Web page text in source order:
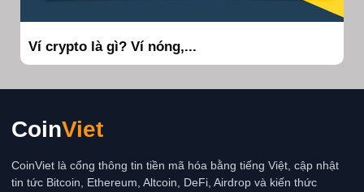
Ví crypto là gì? Ví nóng,...
CoinViet
CoinViet là cổng thông tin tiền mã hóa bằng tiếng Việt, cập nhật
tin tức Bitcoin, Ethereum, Altcoin, DeFi, Airdrop và kiến thức